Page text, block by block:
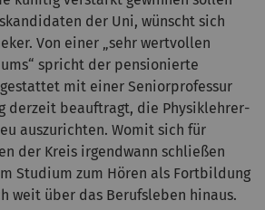
der Uni, wünscht sich
Von einer „sehr wertvollen
spricht der pensionierte
mit einer Seniorprofessur
derzeit beauftragt, die Physiklehrer-
auszurichten. Womit sich für
der Kreis irgendwann schließen
Studium zum Hören als Fortbildung
weit über das Berufsleben hinaus.